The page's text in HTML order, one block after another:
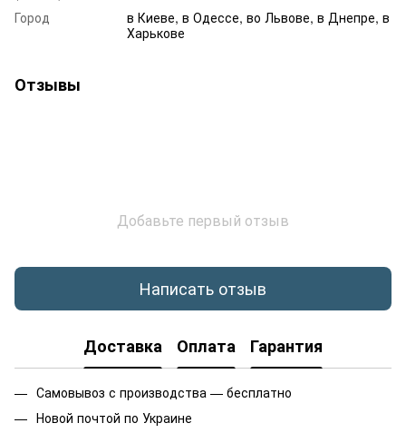
Город
в Киеве, в Одессе, во Львове, в Днепре, в
Харькове
Отзывы
Добавьте первый отзыв
Написать отзыв
Доставка Оплата Гарантия
Самовывоз с производства — бесплатно
Новой почтой по Украине